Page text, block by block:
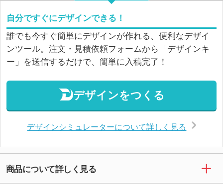
自分ですぐにデザインできる！
誰でも今すぐ簡単にデザインが作れる、便利なデザイ
ンツール。注文・見積依頼フォームから「デザインキ
ー」を送信するだけで、簡単に入稿完了！
デザインをつくる
デザインシミュレーターについて詳しく見る
商品について詳しく見る